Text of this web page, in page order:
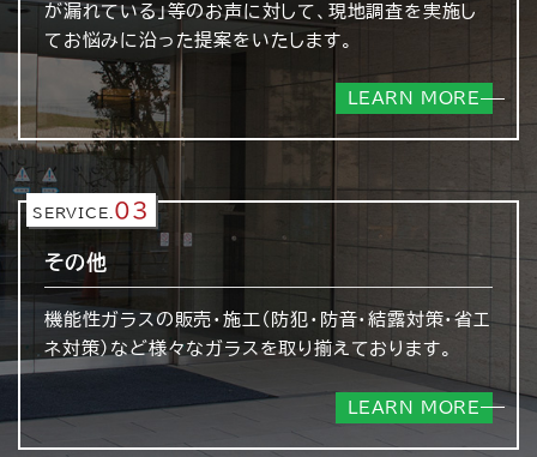
が漏れている」等のお声に対して、現地調査を実施し
てお悩みに沿った提案をいたします。
LEARN MORE
SERVICE. 03
その他
機能性ガラスの販売・施工（防犯・防音・結露対策・省エ
ネ対策）など様々なガラスを取り揃えております。
LEARN MORE